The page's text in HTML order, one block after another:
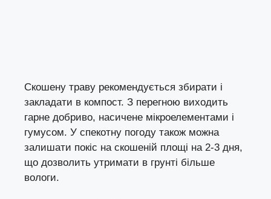
Скошену траву рекомендується збирати і
закладати в компост. З перегною виходить
гарне добриво, насичене мікроелементами і
гумусом. У спекотну погоду також можна
залишати покіс на скошеній площі на 2-3 дня,
що дозволить утримати в грунті більше
вологи.